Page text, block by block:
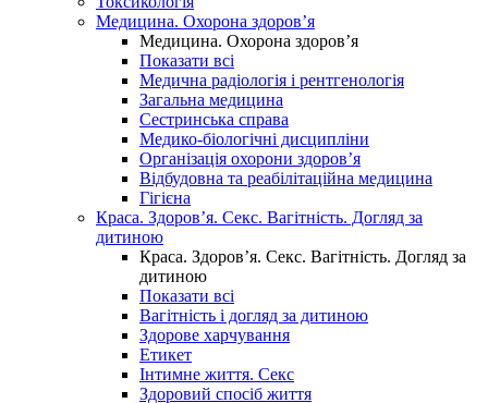
Медицина. Охорона здоров’я
Медицина. Охорона здоров’я
Показати всі
Медична радіологія і рентгенологія
Загальна медицина
Сестринська справа
Медико-біологічні дисципліни
Організація охорони здоров’я
Відбудовна та реабілітаційна медицина
Гігієна
Краса. Здоров’я. Секс. Вагітність. Догляд за
дитиною
Краса. Здоров’я. Секс. Вагітність. Догляд за
дитиною
Показати всі
Вагітність і догляд за дитиною
Здорове харчування
Етикет
Інтимне життя. Секс
Здоровий спосіб життя